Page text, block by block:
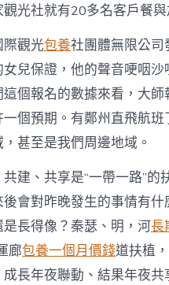
觀光社就有20多名客戶餐
觀光包養社團體無限公司
女兒保證，他的聲音哽咽
個報名的數據來看，大師
個預期。有鄭州直飛航
甚至是我們周邊地域。
建、共享是“一帶一路”
後會對昨晚發生的事情有
是長得像？秦瑟、明，河長
廊包養一個月價錢道扶植
長年夜聯動、結果年夜共